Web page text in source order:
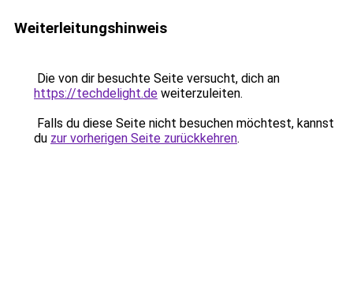
Weiterleitungshinweis
Die von dir besuchte Seite versucht, dich an
https://techdelight.de weiterzuleiten.
Falls du diese Seite nicht besuchen möchtest, kannst
du zur vorherigen Seite zurückkehren.